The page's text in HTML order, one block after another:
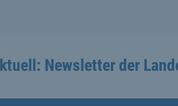
Newsletter der